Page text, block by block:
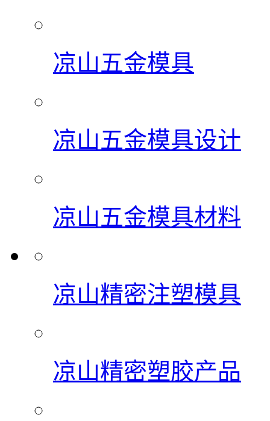
凉山五金模具
凉山五金模具设计
凉山五金模具材料
凉山精密注塑模具
凉山精密塑胶产品